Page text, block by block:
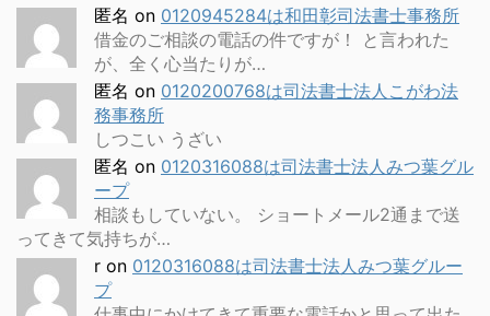
匿名 on 0120945284は和田彰司法書士事務所
借金のご相談の電話の件ですが！ と言われた
が、全く心当たりが…
匿名 on 0120200768は司法書士法人こがわ法
務事務所
しつこい うざい
匿名 on 0120316088は司法書士法人みつ葉グル
ープ
相談もしていない。 ショートメール2通まで送
ってきて気持ちが…
r on 0120316088は司法書士法人みつ葉グルー
プ